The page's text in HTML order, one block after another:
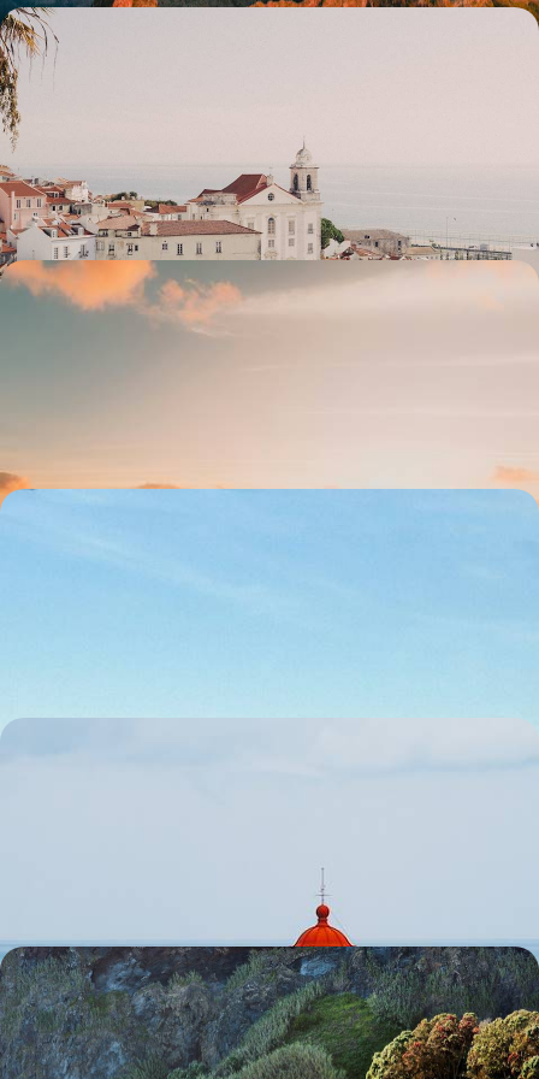
De l’Alentejo à Lisbonne - Terroir, côte sauvage et
belles adresses
Décliner l’art de vivre portugais en trois temps : Evora, « ville-musée » ;
Comporta, paradis sauvage au bord de l'océan ; Lisbonne, capitale
bohème et créative
7 jours, de 2200 à 3000 €
Ma quinta dans les fleurs - À Madère, un jardin sous
Faial, Pico, Terceira et São Miguel - Les Açores
d’île en île
Parcourir pas moins de quatre îles pour apprécier la variété des
paysages de l'archipel